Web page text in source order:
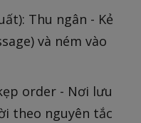
Thu ngân - Kẻ
và ném vào
order - Nơi lưu
theo nguyên tắc